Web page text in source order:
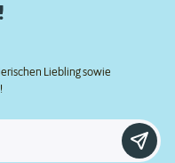
Liebling sowie